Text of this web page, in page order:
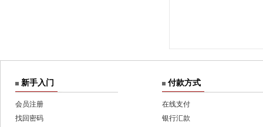
新手入门
会员注册
找回密码
付款方式
在线支付
银行汇款